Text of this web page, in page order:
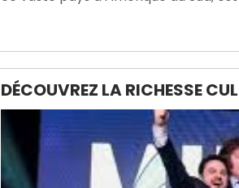
DÉCOUVREZ LA RICHESSE